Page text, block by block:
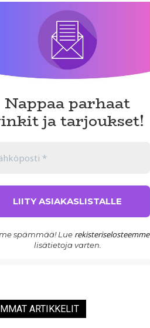
Nappaa parhaat
ja tarjoukset!
spämmää! Lue rekisteriselosteemme
lisätietoja varten.
ARTIKKELIT